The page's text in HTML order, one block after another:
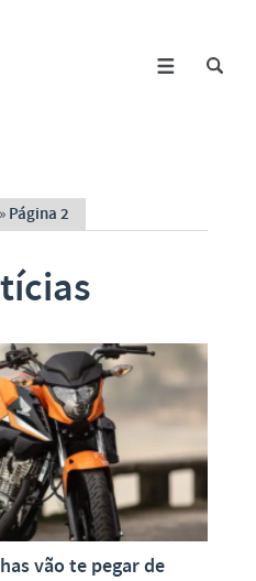
» Página 2
vão te pegar de